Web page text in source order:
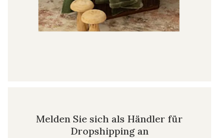
Melden Sie sich als Händler für
Dropshipping an